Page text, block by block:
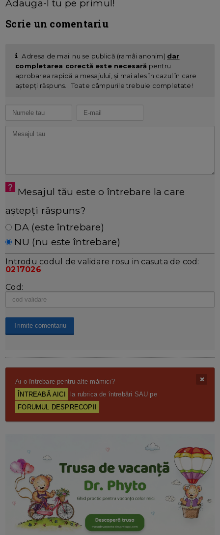
Adauga-l tu pe primul!
Scrie un comentariu
Adresa de mail nu se publică (ramâi anonim) dar
completarea corectă este necesară pentru
aprobarea rapidă a mesajului, și mai ales în cazul în care
aștepți răspuns. | Toate câmpurile trebuie completate!
Mesajul tău este o întrebare la care
aștepți răspuns?
DA (este întrebare)
NU (nu este întrebare)
Introdu codul de validare rosu in casuta de cod:
0217026
Cod:
Ai o întrebare pentru alte mămici?
ÎNTREABĂ AICI
la rubrica de întrebări SAU pe
FORUMUL DESPRECOPII